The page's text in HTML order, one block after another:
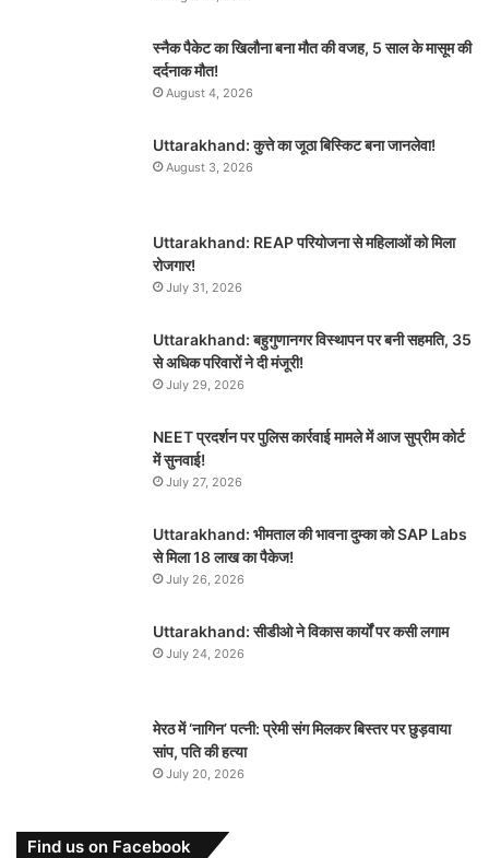
स्नैक पैकेट का खिलौना बना मौत की वजह, 5 साल के मासूम की
दर्दनाक मौत!
August 4, 2026
Uttarakhand: कुत्ते का जूठा बिस्किट बना जानलेवा!
August 3, 2026
Uttarakhand: REAP परियोजना से महिलाओं को मिला
रोजगार!
July 31, 2026
Uttarakhand: बहुगुणानगर विस्थापन पर बनी सहमति, 35
से अधिक परिवारों ने दी मंजूरी!
July 29, 2026
NEET प्रदर्शन पर पुलिस कार्रवाई मामले में आज सुप्रीम कोर्ट
में सुनवाई!
July 27, 2026
Uttarakhand: भीमताल की भावना दुम्का को SAP Labs
से मिला 18 लाख का पैकेज!
July 26, 2026
Uttarakhand: सीडीओ ने विकास कार्यों पर कसी लगाम
July 24, 2026
मेरठ में ‘नागिन’ पत्नी: प्रेमी संग मिलकर बिस्तर पर छुड़वाया
सांप, पति की हत्या
July 20, 2026
Find us on Facebook